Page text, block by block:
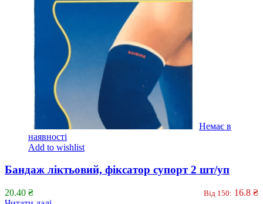
Немає в
наявності
Add to wishlist
Бандаж ліктьовий, фіксатор супорт 2 шт/уп
20.40 ₴ Від 150: 16.8 ₴